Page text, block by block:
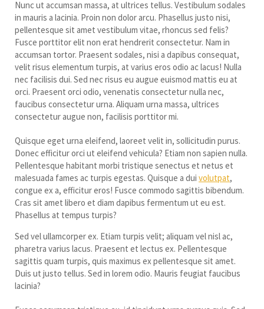
Nunc ut accumsan massa, at ultrices tellus. Vestibulum sodales
in mauris a lacinia. Proin non dolor arcu. Phasellus justo nisi,
pellentesque sit amet vestibulum vitae, rhoncus sed felis?
Fusce porttitor elit non erat hendrerit consectetur. Nam in
accumsan tortor. Praesent sodales, nisi a dapibus consequat,
velit risus elementum turpis, at varius eros odio ac lacus! Nulla
nec facilisis dui. Sed nec risus eu augue euismod mattis eu at
orci. Praesent orci odio, venenatis consectetur nulla nec,
faucibus consectetur urna. Aliquam urna massa, ultrices
consectetur augue non, facilisis porttitor mi.
Quisque eget urna eleifend, laoreet velit in, sollicitudin purus.
Donec efficitur orci ut eleifend vehicula? Etiam non sapien nulla.
Pellentesque habitant morbi tristique senectus et netus et
malesuada fames ac turpis egestas. Quisque a dui volutpat,
congue ex a, efficitur eros! Fusce commodo sagittis bibendum.
Cras sit amet libero et diam dapibus fermentum ut eu est.
Phasellus at tempus turpis?
Sed vel ullamcorper ex. Etiam turpis velit; aliquam vel nisl ac,
pharetra varius lacus. Praesent et lectus ex. Pellentesque
sagittis quam turpis, quis maximus ex pellentesque sit amet.
Duis ut justo tellus. Sed in lorem odio. Mauris feugiat faucibus
lacinia?